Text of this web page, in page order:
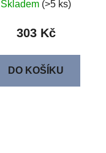
Skladem (>5 ks)
303 Kč
DO KOŠÍKU